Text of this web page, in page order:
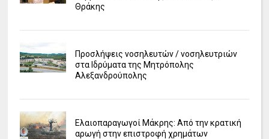
Θράκης
Προσλήψεις νοσηλευτών / νοσηλευτριών
στα Ιδρύματα της Μητρόπολης
Αλεξανδρούπολης
Ελαιοπαραγωγοί Μάκρης: Από την κρατική
αρωγή στην επιστροφή χρημάτων